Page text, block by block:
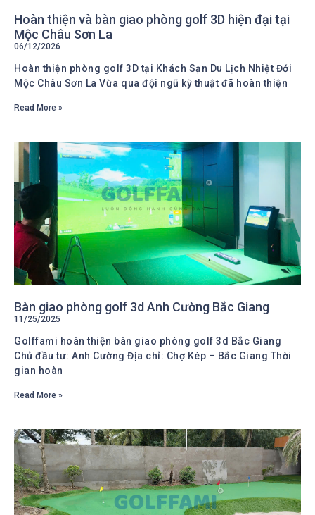
Hoàn thiện và bàn giao phòng golf 3D hiện đại tại
Mộc Châu Sơn La
06/12/2026
Hoàn thiện phòng golf 3D tại Khách Sạn Du Lịch Nhiệt Đới
Mộc Châu Sơn La Vừa qua đội ngũ kỹ thuật đã hoàn thiện
Read More »
Bàn giao phòng golf 3d Anh Cường Bắc Giang
11/25/2025
Golffami hoàn thiện bàn giao phòng golf 3d Bắc Giang
Chủ đầu tư: Anh Cường Địa chỉ: Chợ Kép – Bắc Giang Thời
gian hoàn
Read More »